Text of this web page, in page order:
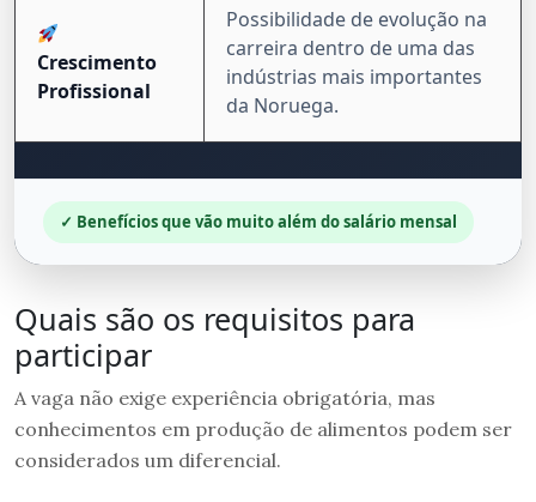
Crescimento
Profissional
Possibilidade de evolução na
carreira dentro de uma das
indústrias mais importantes
da Noruega.
✓ Benefícios que vão muito além do salário mensal
Quais são os requisitos para
participar
A vaga não exige experiência obrigatória, mas
conhecimentos em produção de alimentos podem ser
considerados um diferencial.